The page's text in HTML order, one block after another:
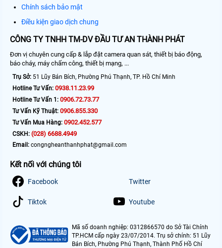
Chính sách bảo mật
Điều kiện giao dịch chung
CÔNG TY TNHH TM-DV ĐẦU TƯ AN THÀNH PHÁT
Đơn vị chuyên cung cấp & lắp đặt camera quan sát, thiết bị báo động,
báo cháy, máy chấm công, thiết bị mạng, ...
Trụ Sở: 51 Lũy Bán Bích, Phường Phú Thạnh, TP. Hồ Chí Minh
Hotline Tư Vấn: 0938.11.23.99
Hotline Tư Vấn 1: 0906.72.73.77
Tư Vấn Kỹ Thuật: 0906.855.330
Tư Vấn Mua Hàng: 0902.452.577
CSKH: (028) 6688.4949
Email: congngheanthanhphat@gmail.com
Kết nối với chúng tôi
Facebook Twitter
Tiktok Youtube
Mã số doanh nghiệp: 0312866570 do Sở Tài Chính
TP.HCM cấp ngày 23/07/2014. Trụ sở chính: 51 Lũy
Bán Bích, Phường Phú Thạnh, Thành Phố Hồ Chí